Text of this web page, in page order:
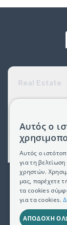
Real Estate
Αυτός ο
Αυτός ο
για τη
χρηστών.
μας, παρέχετε
τα cookies
για τα cookies.
ΑΠΟΔΟΧΉ